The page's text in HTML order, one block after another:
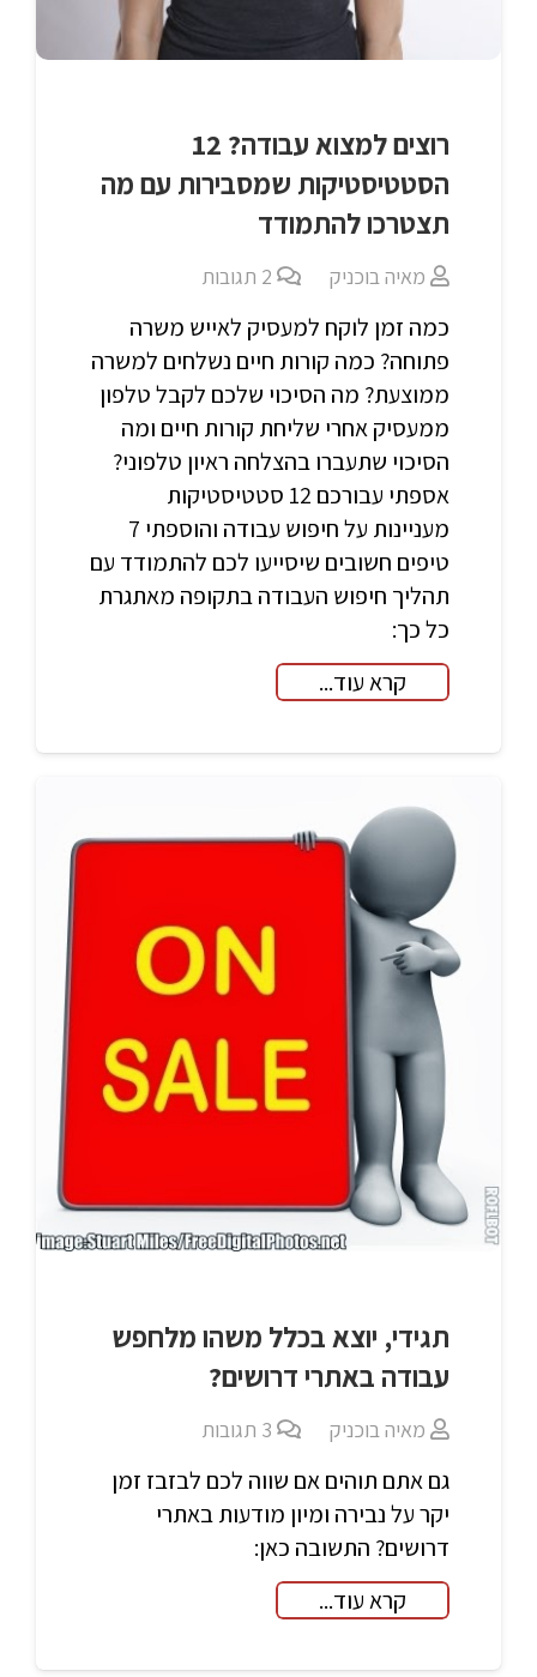
רוצים למצוא עבודה? 12
הסטטיסטיקות שמסבירות עם מה
תצטרכו להתמודד
מאיה בוכניק 2 תגובות
כמה זמן לוקח למעסיק לאייש משרה
פתוחה? כמה קורות חיים נשלחים למשרה
ממוצעת? מה הסיכוי שלכם לקבל טלפון
ממעסיק אחרי שליחת קורות חיים ומה
הסיכוי שתעברו בהצלחה ראיון טלפוני?
אספתי עבורכם 12 סטטיסטיקות
מעניינות על חיפוש עבודה והוספתי 7
טיפים חשובים שיסייעו לכם להתמודד עם
תהליך חיפוש העבודה בתקופה מאתגרת
כל כך:
קרא עוד...
תגידי, יוצא בכלל משהו מלחפש
עבודה באתרי דרושים?
מאיה בוכניק 3 תגובות
גם אתם תוהים אם שווה לכם לבזבז זמן
יקר על נבירה ומיון מודעות באתרי
דרושים? התשובה כאן:
קרא עוד...